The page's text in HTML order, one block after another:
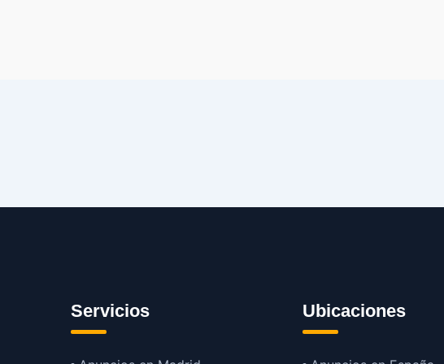
Servicios Ubicaciones